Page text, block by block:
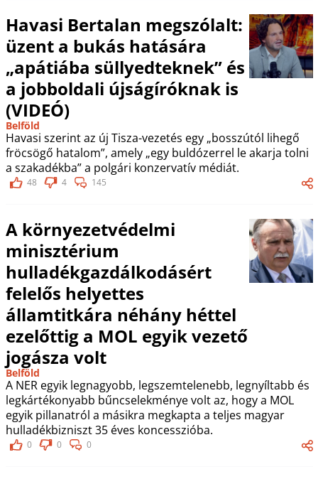
Havasi Bertalan megszólalt:
üzent a bukás hatására
„apátiába süllyedteknek” és
a jobboldali újságíróknak is
(VIDEÓ)
Belföld
Havasi szerint az új Tisza-vezetés egy „bosszútól lihegő
fröcsögő hatalom”, amely „egy buldózerrel le akarja tolni
a szakadékba” a polgári konzervatív médiát.
48 4 145
A környezetvédelmi
minisztérium
hulladékgazdálkodásért
felelős helyettes
államtitkára néhány héttel
ezelőttig a MOL egyik vezető
jogásza volt
Belföld
A NER egyik legnagyobb, legszemtelenebb, legnyíltabb és
legkártékonyabb bűncselekménye volt az, hogy a MOL
egyik pillanatról a másikra megkapta a teljes magyar
hulladékbizniszt 35 éves koncesszióba.
0 0 0